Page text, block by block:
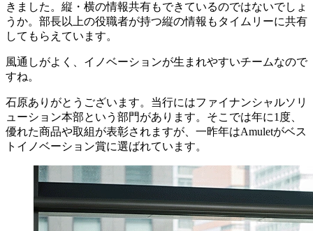
きました。縦・横の情報共有もできているのではないでしょ
うか。部長以上の役職者が持つ縦の情報もタイムリーに共有
してもらえています。
風通しがよく、イノベーションが生まれやすいチームなので
すね。
石原ありがとうございます。当行にはファイナンシャルソリ
ューション本部という部門があります。そこでは年に1度、
優れた商品や取組が表彰されますが、一昨年はAmuletがベス
トイノベーション賞に選ばれています。